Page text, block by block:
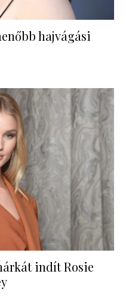
hajvágási
indít Rosie